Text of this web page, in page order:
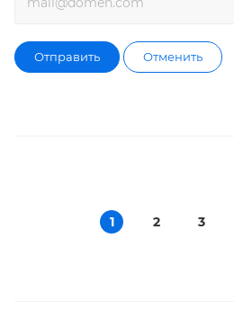
Отправить Отменить
1 2 3